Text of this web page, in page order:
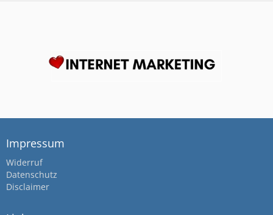
Impressum
Widerruf
Datenschutz
Disclaimer